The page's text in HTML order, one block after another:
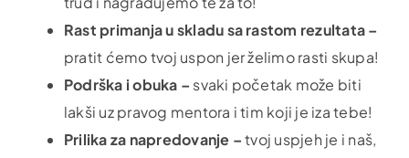
Rast primanja u skladu sa rastom rezultata –
pratit ćemo tvoj uspon jer želimo rasti skupa!
Podrška i obuka – svaki početak može biti
lakši uz pravog mentora i tim koji je iza tebe!
Prilika za napredovanje –tvoj uspjeh je i naš,